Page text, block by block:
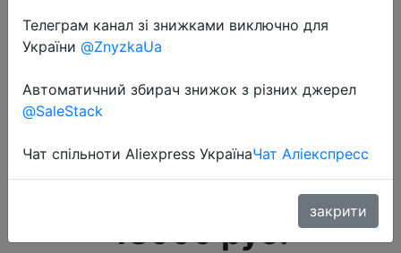
2022-10-06
ГБ, nebula black
18999 руб.
Телеграм канал зі знижками виключно для
України @ZnyzkaUa
Автоматичний збирач знижок з різних джерел
@SaleStack
Чат спільноти Aliexpress УкраїнаЧат Аліекспресс
закрити